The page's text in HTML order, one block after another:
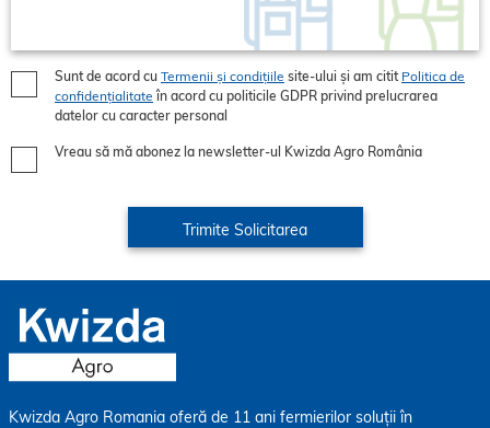
Sunt de acord cu Termenii și condițiile site-ului și am citit Politica de
confidențialitate în acord cu politicile GDPR privind prelucrarea
datelor cu caracter personal
Vreau să mă abonez la newsletter-ul Kwizda Agro România
Kwizda Agro Romania oferă de 11 ani fermierilor soluții în